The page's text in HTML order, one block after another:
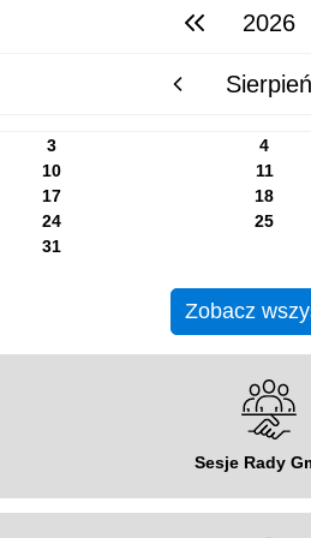
poprzedni rok2026
poprzedni miesiącSierpień
3 4
10 11
17 18
24 25
31
Zobacz
Sesje Rady